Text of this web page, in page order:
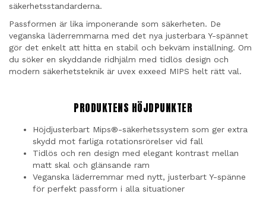
säkerhetsstandarderna.
Passformen är lika imponerande som säkerheten. De
veganska läderremmarna med det nya justerbara Y-spännet
gör det enkelt att hitta en stabil och bekväm inställning. Om
du söker en skyddande ridhjälm med tidlös design och
modern säkerhetsteknik är uvex exxeed MIPS helt rätt val.
PRODUKTENS HÖJDPUNKTER
Höjdjusterbart Mips®-säkerhetssystem som ger extra
skydd mot farliga rotationsrörelser vid fall
Tidlös och ren design med elegant kontrast mellan
matt skal och glänsande ram
Veganska läderremmar med nytt, justerbart Y-spänne
för perfekt passform i alla situationer